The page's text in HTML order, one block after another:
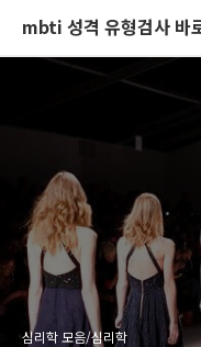
mbti 성격 유형검사 바
심리학 모음/심리학